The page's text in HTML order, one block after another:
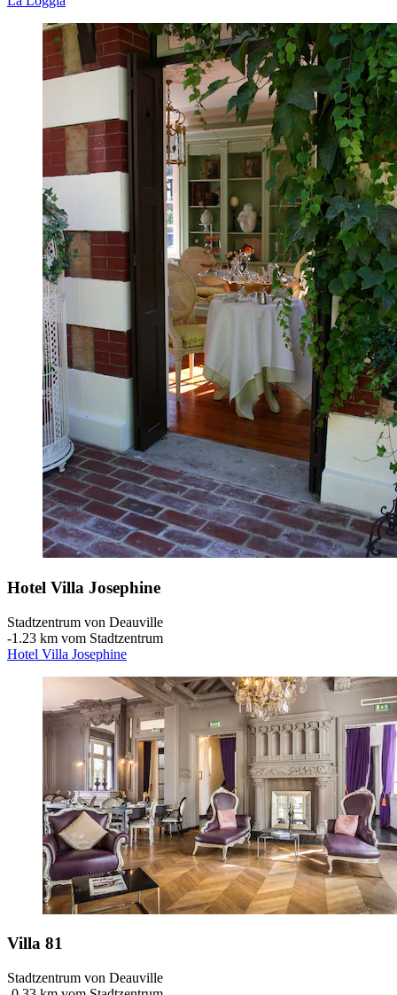
Hotel Villa Josephine
Stadtzentrum von Deauville
‐1.23 km vom Stadtzentrum
Hotel Villa Josephine
Villa 81
Stadtzentrum von Deauville